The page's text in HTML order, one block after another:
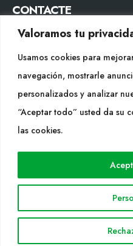
Valoramos tu
Usamos cookies para
navegación, mostrarle
personalizados y analizar
“Aceptar todo” usted da su
las cookies.
CONTACTE
Tel. +34 977053013
SEGUEIX-NOS
WEB
Árees de treball
Solicitud Catàleg